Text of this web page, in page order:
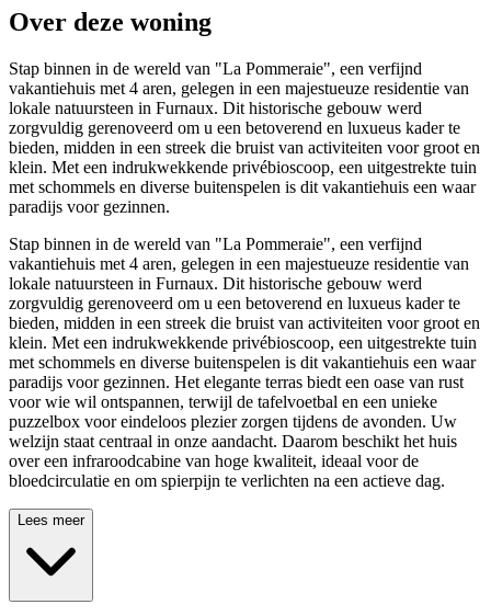
Over deze woning
Stap binnen in de wereld van "La Pommeraie", een verfijnd
vakantiehuis met 4 aren, gelegen in een majestueuze residentie van
lokale natuursteen in Furnaux. Dit historische gebouw werd
zorgvuldig gerenoveerd om u een betoverend en luxueus kader te
bieden, midden in een streek die bruist van activiteiten voor groot en
klein. Met een indrukwekkende privébioscoop, een uitgestrekte tuin
met schommels en diverse buitenspelen is dit vakantiehuis een waar
paradijs voor gezinnen.
Stap binnen in de wereld van "La Pommeraie", een verfijnd
vakantiehuis met 4 aren, gelegen in een majestueuze residentie van
lokale natuursteen in Furnaux. Dit historische gebouw werd
zorgvuldig gerenoveerd om u een betoverend en luxueus kader te
bieden, midden in een streek die bruist van activiteiten voor groot en
klein. Met een indrukwekkende privébioscoop, een uitgestrekte tuin
met schommels en diverse buitenspelen is dit vakantiehuis een waar
paradijs voor gezinnen. Het elegante terras biedt een oase van rust
voor wie wil ontspannen, terwijl de tafelvoetbal en een unieke
puzzelbox voor eindeloos plezier zorgen tijdens de avonden. Uw
welzijn staat centraal in onze aandacht. Daarom beschikt het huis
over een infraroodcabine van hoge kwaliteit, ideaal voor de
bloedcirculatie en om spierpijn te verlichten na een actieve dag.
Lees meer